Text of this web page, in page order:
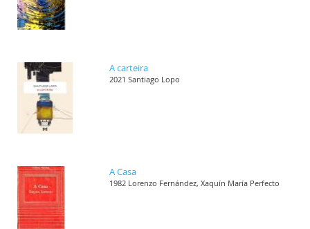
A carteira
2021 Santiago Lopo
A Casa
1982 Lorenzo Fernández, Xaquín María Perfecto